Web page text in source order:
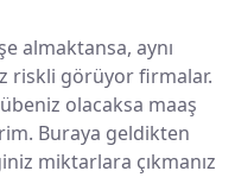
almaktansa, aynı
riskli görüyor firmalar.
olacaksa maaş
Buraya geldikten
miktarlara çıkmanız